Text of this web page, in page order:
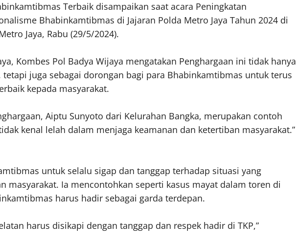
Terbaik disampaikan saat acara Peningkatan
Bhabinkamtibmas di Jajaran Polda Metro Jaya Tahun 2024 di
Jaya, Rabu (29/5/2024).
Kombes Pol Badya Wijaya mengatakan Penghargaan ini tidak hanya
juga sebagai dorongan bagi para Bhabinkamtibmas untuk terus
kepada masyarakat.
Aiptu Sunyoto dari Kelurahan Bangka, merupakan contoh
kenal lelah dalam menjaga keamanan dan ketertiban masyarakat.”
untuk selalu sigap dan tanggap terhadap situasi yang
masyarakat. Ia mencontohkan seperti kasus mayat dalam toren di
harus hadir sebagai garda terdepan.
harus disikapi dengan tanggap dan respek hadir di TKP,”